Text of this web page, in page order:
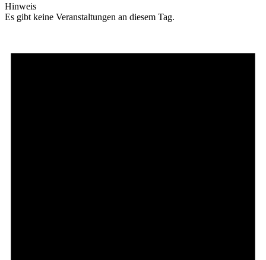
Hinweis
Es gibt keine Veranstaltungen an diesem Tag.